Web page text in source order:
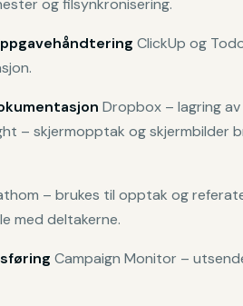
og filsynkronisering.
ClickUp og
Dropbox – lagring
– skjermopptak og skjermbilder
– brukes til opptak og
med deltakerne.
Campaign Monitor –